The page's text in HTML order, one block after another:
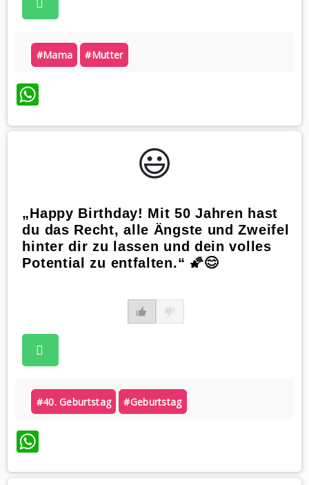
#mama #mutter
WhatsApp
😃️
„Happy Birthday! Mit 50 Jahren hast
du das Recht, alle Ängste und Zweifel
hinter dir zu lassen und dein volles
Potential zu entfalten.“ 🌠😊
#40. Geburtstag #geburtstag
WhatsApp